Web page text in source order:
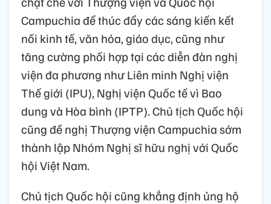
Campuchia để thúc đẩy các sáng kiến kết
nối kinh tế, văn hóa, giáo dục, cũng như
tăng cường phối hợp tại các diễn đàn nghị
viện đa phương như Liên minh Nghị viện
Thế giới (IPU), Nghị viện Quốc tế vì Bao
dung và Hòa bình (IPTP). Chủ tịch Quốc hội
cũng đề nghị Thượng viện Campuchia sớm
thành lập Nhóm Nghị sĩ hữu nghị với Quốc
hội Việt Nam.
Chủ tịch Quốc hội cũng khẳng định ủng hộ